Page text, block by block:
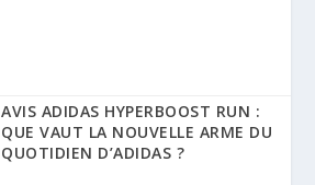
AVIS ADIDAS HYPERBOOST RUN :
QUE VAUT LA NOUVELLE ARME DU
QUOTIDIEN D’ADIDAS ?